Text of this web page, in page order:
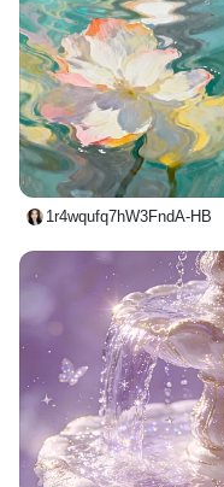
1r4wqufq7hW3FndA-HB